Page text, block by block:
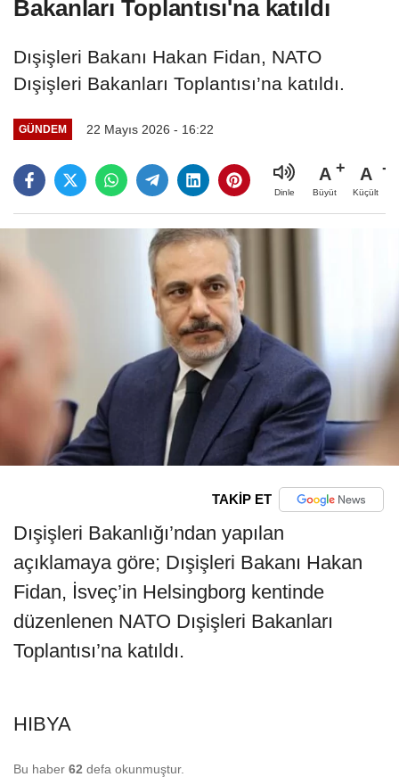
Bakanları Toplantısı'na katıldı
Dışişleri Bakanı Hakan Fidan, NATO
Dışişleri Bakanları Toplantısı’na katıldı.
GÜNDEM 22 Mayıs 2026 - 16:22
Dinle
A
Büyüt
A
Küçült
TAKİP ET
Dışişleri Bakanlığı’ndan yapılan
açıklamaya göre; Dışişleri Bakanı Hakan
Fidan, İsveç’in Helsingborg kentinde
düzenlenen NATO Dışişleri Bakanları
Toplantısı’na katıldı.
HIBYA
Bu haber 62 defa okunmuştur.